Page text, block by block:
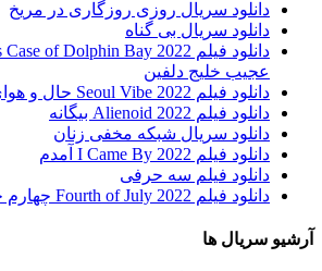
دانلود سریال روزی روزگاری در مریخ
دانلود سریال بی گناه
عجیب خلیج دلفین
دانلود فیلم Seoul Vibe 2022 حال و هوای سئول
دانلود فیلم Alienoid 2022 بیگانه
دانلود سریال شبکه مخفی زنان
دانلود فیلم I Came By 2022 آمدم
دانلود فیلم سه حرفی
دانلود فیلم Fourth of July 2022 چهارم جولای
آرشیو سریال ها